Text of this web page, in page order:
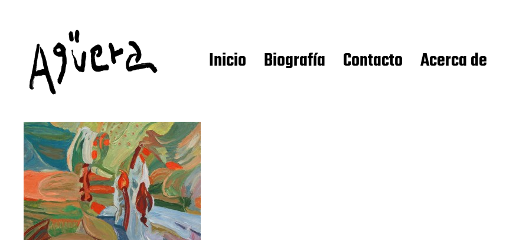
Inicio Biografía Contacto Acerca de